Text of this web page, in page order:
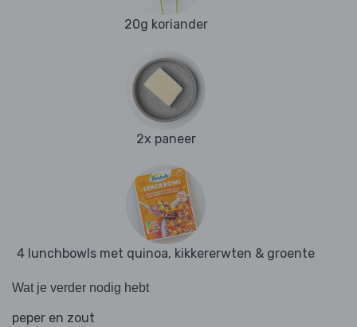
20g koriander
2x paneer
4 lunchbowls met quinoa, kikkererwten & groente
Wat je verder nodig hebt
peper en zout